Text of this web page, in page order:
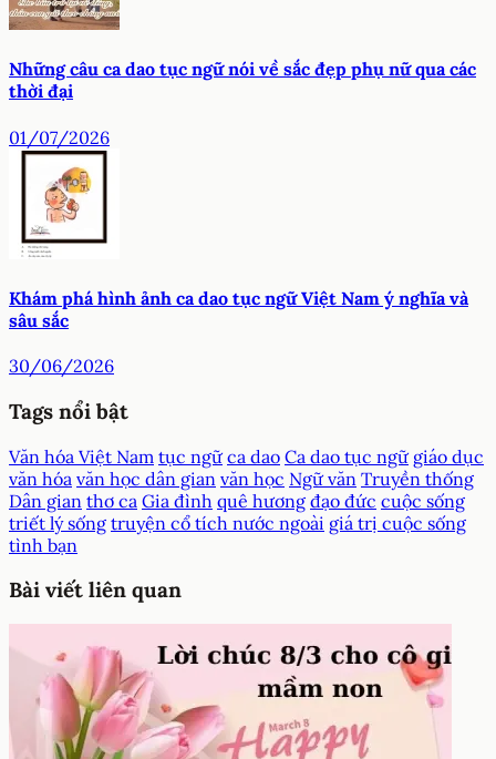
Những câu ca dao tục ngữ nói về sắc đẹp phụ nữ qua các
thời đại
01/07/2026
Khám phá hình ảnh ca dao tục ngữ Việt Nam ý nghĩa và
sâu sắc
30/06/2026
Tags nổi bật
Văn hóa Việt Nam tục ngữ ca dao Ca dao tục ngữ giáo dục
văn hóa văn học dân gian văn học Ngữ văn Truyền thống
Dân gian thơ ca Gia đình quê hương đạo đức cuộc sống
triết lý sống truyện cổ tích nước ngoài giá trị cuộc sống
tình bạn
Bài viết liên quan